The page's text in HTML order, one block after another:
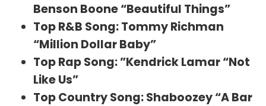
Benson Boone “Beautiful Things”
Top R&B Song: Tommy Richman
“Million Dollar Baby”
Top Rap Song: ”Kendrick Lamar “Not
Like Us”
Top Country Song: Shaboozey “A Bar